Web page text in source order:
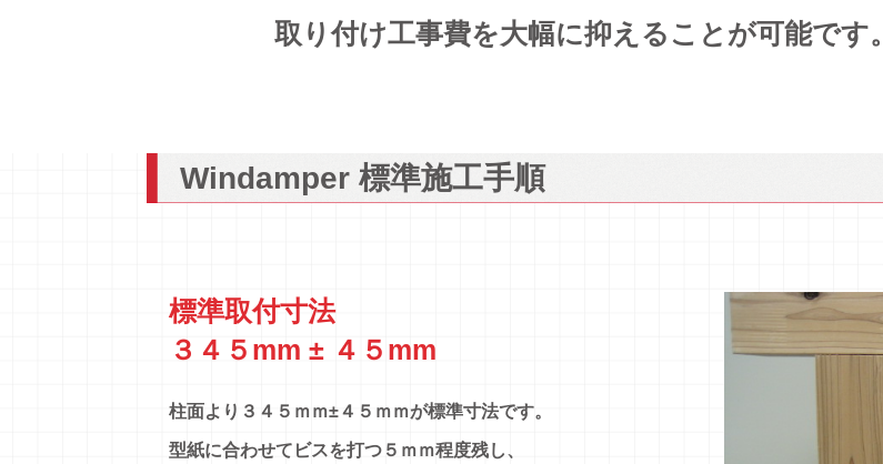
取り付け工事費を大幅に抑えることが可能です。
Windamper 標準施工手順
標準取付寸法
３４５mm ± ４５mm
柱面より３４５ｍｍ±４５ｍｍが標準寸法です。
型紙に合わせてビスを打つ５ｍｍ程度残し、